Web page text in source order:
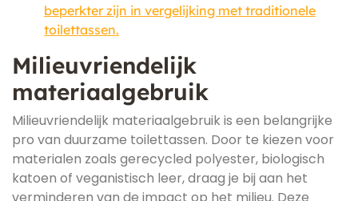
beperkter zijn in vergelijking met traditionele
toilettassen.
Milieuvriendelijk
materiaalgebruik
Milieuvriendelijk materiaalgebruik is een belangrijke
pro van duurzame toilettassen. Door te kiezen voor
materialen zoals gerecycled polyester, biologisch
katoen of veganistisch leer, draag je bij aan het